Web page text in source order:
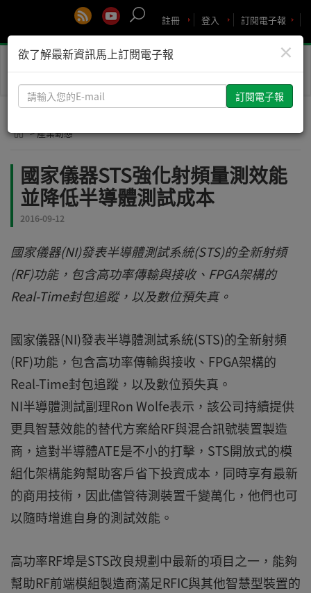
訂閱電子報
登入
註冊
Toggle
> 產業動態
國家儀器STS強化射頻量測效能
並降低半導體測試成本
2016-09-12
國家儀器(NI)發表半導體測試系統(STS)的全新射頻
(RF)功能，包含高功率傳輸與接收、FPGA架構的
Real-Time封包追蹤，以及數位預失真。
國家儀器(NI)發表半導體測試系統(STS)的全新射頻
(RF)功能，包含高功率傳輸與接收、FPGA架構的
Real-Time封包追蹤，以及數位預失真。
NI半導體測試副理Ron Wolfe表示，該公司持續提供
更具智慧效能的替代方案給RF與混合訊號裝置製造
商，這對半導體ATE是不小的打擊，STS開放式的模
組化架構能夠幫助客戶省下投資成本，同時享有最新
的商用技術，因此儘管待測裝置千變萬化，他們也可
以隨時增進自身的測試效能。
高功率RF埠是STS改良規劃中最新的項目之一，能夠
幫助RF前端模組製造商滿足RFIC與其他智慧型裝置的
×
欲了解最新資訊馬上訂閱電子報
請
輸
您
E-
mail